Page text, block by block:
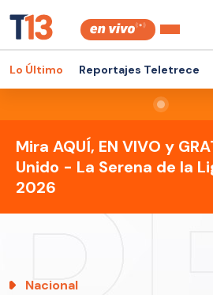
Lo Último Reportajes Teletrece
Mira AQUÍ, EN VIVO y
Unido - La Serena de la
2026
Nacional